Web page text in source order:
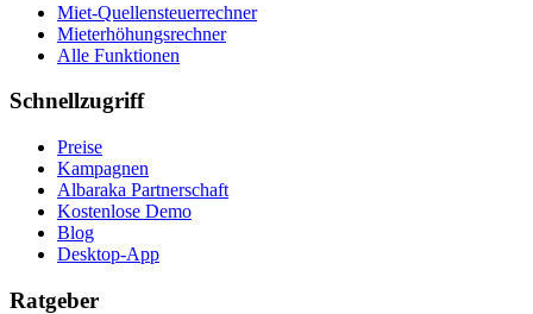
Miet-Quellensteuerrechner
Mieterhöhungsrechner
Alle Funktionen
Schnellzugriff
Preise
Kampagnen
Albaraka Partnerschaft
Kostenlose Demo
Blog
Desktop-App
Ratgeber